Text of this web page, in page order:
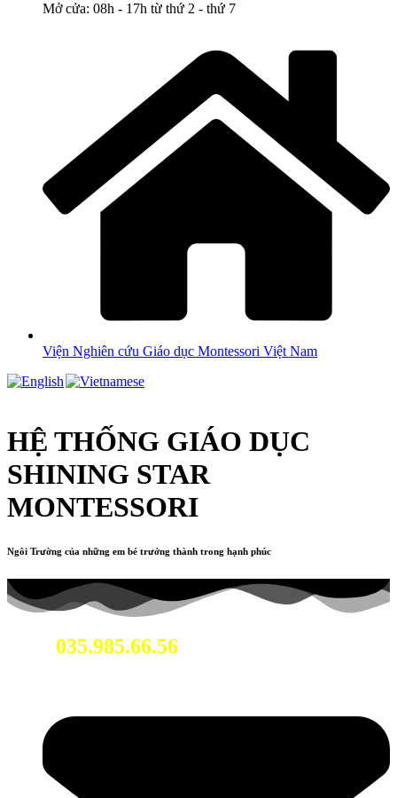
Mở cửa: 08h - 17h từ thứ 2 - thứ 7
Viện Nghiên cứu Giáo dục Montessori Việt Nam
HỆ THỐNG GIÁO DỤC
SHINING STAR
MONTESSORI
Ngôi Trường của những em bé trưởng thành trong hạnh phúc
035.985.66.56